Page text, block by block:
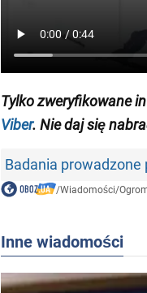
Tylko zweryfikowane
Viber. Nie daj się
Badania
/Wiadomości/
Inne wiadomości